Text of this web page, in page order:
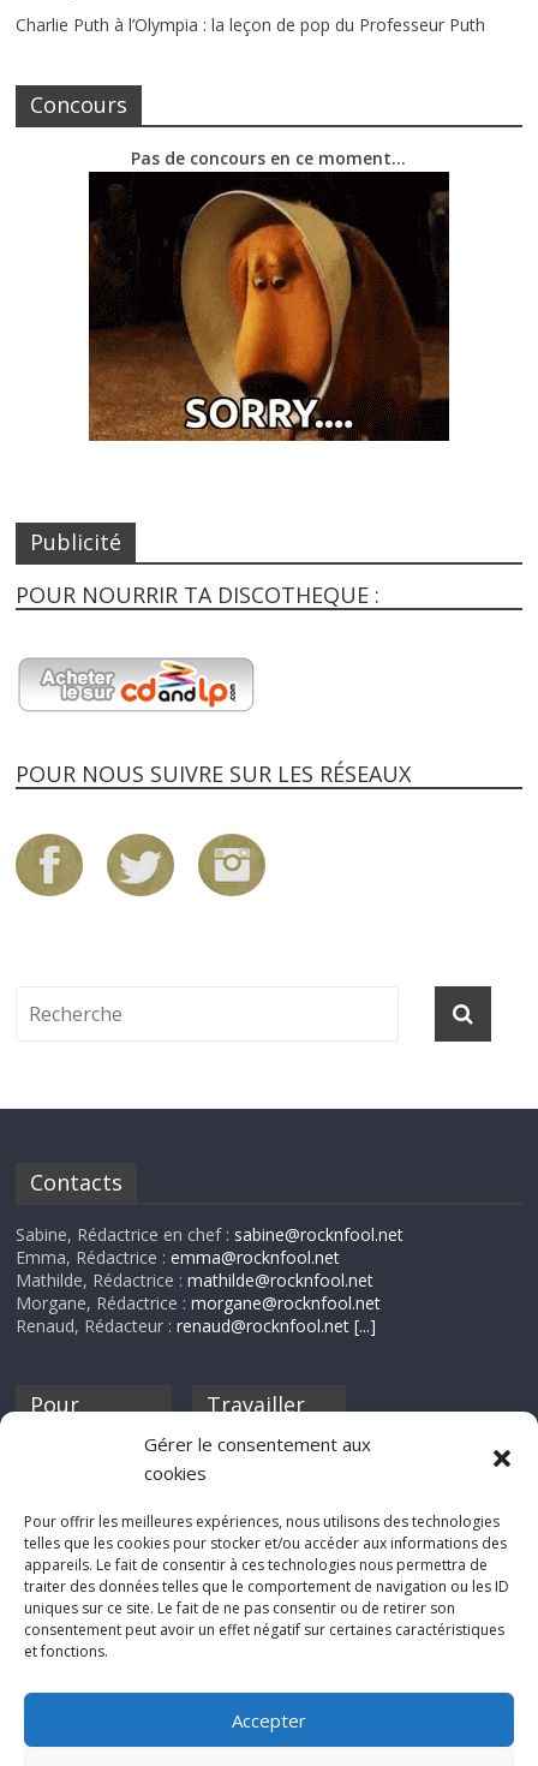
Gérer le consentement aux
cookies
Pour offrir les meilleures expériences, nous utilisons des technologies
telles que les cookies pour stocker et/ou accéder aux informations des
appareils. Le fait de consentir à ces technologies nous permettra de
traiter des données telles que le comportement de navigation ou les ID
uniques sur ce site. Le fait de ne pas consentir ou de retirer son
consentement peut avoir un effet négatif sur certaines caractéristiques
et fonctions.
Accepter
Charlie Puth à l’Olympia : la leçon de pop du Professeur Puth
Concours
Pas de concours en ce moment…
Publicité
POUR NOURRIR TA DISCOTHEQUE :
POUR NOUS SUIVRE SUR LES RÉSEAUX
Contacts
Sabine, Rédactrice en chef : sabine@rocknfool.net
Emma, Rédactrice :emma@rocknfool.net
Mathilde, Rédactrice :mathilde@rocknfool.net
Morgane, Rédactrice :morgane@rocknfool.net
Renaud, Rédacteur :renaud@rocknfool.net [...]
Pour
discothèque
Travailler
Si tu souhaites
Rocknfool, n'hésite
pas à nous envoyer
tes chroniques de
concerts, de films,
séries ou des billets
d'humeur :